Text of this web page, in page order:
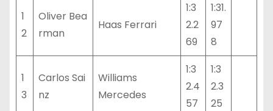
1
2
Oliver Bea
rman
Haas Ferrari
1:3
2.2
69
1:31.
97
8
1
3
Carlos Sai
nz
Williams
Mercedes
1:3
2.4
57
1:3
2.3
25